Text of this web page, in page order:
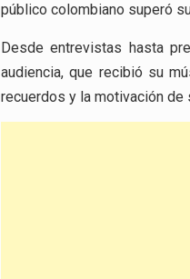
público colombiano superó
Desde entrevistas hasta
audiencia, que recibió su
recuerdos y la motivación de